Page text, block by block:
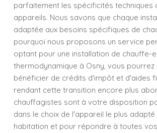
parfaitement les spécificités techniques
appareils. Nous savons que chaque
adaptée aux besoins spécifiques de
pourquoi nous proposons un service
optant pour une installation de chauffe-
thermodynamique à Osny, vous
bénéficier de crédits d'impôt et d'aides
rendant cette transition encore plus
chauffagistes sont à votre disposition
dans le choix de l'appareil le plus
habitation et pour répondre à toutes